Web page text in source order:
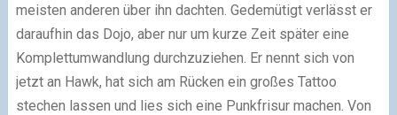
meisten anderen über ihn dachten. Gedemütigt verlässt er
daraufhin das Dojo, aber nur um kurze Zeit später eine
Komplettumwandlung durchzuziehen. Er nennt sich von
jetzt an Hawk, hat sich am Rücken ein großes Tattoo
stechen lassen und lies sich eine Punkfrisur machen. Von